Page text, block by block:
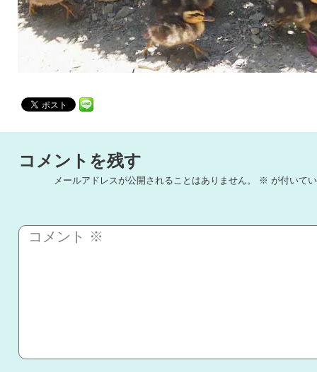
コメントを残す
メールアドレスが公開されることはありません。 ※ が付いて
コメント ※